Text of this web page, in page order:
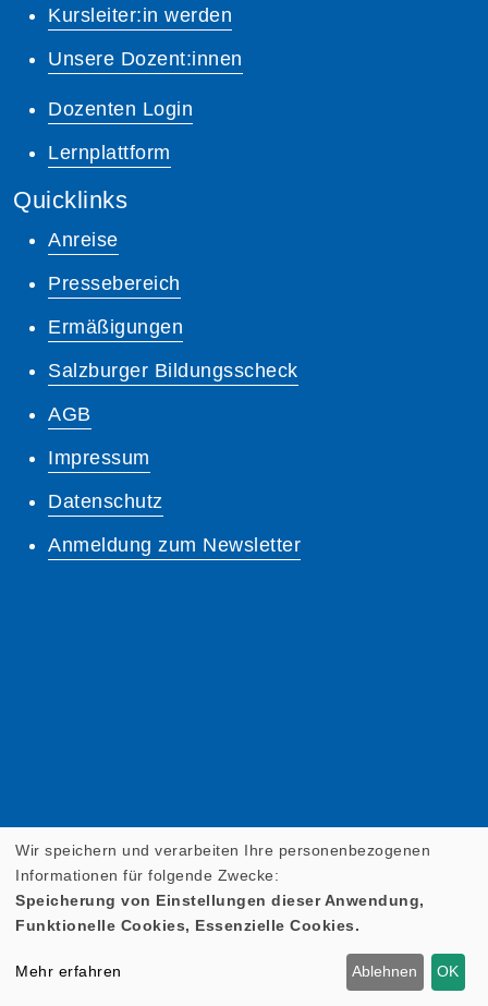
Kursleiter:in werden
Unsere Dozent:innen
Dozenten Login
Lernplattform
Quicklinks
Anreise
Pressebereich
Ermäßigungen
Salzburger Bildungsscheck
AGB
Impressum
Datenschutz
Anmeldung zum Newsletter
Wir speichern und verarbeiten Ihre personenbezogenen
Informationen für folgende Zwecke:
Speicherung von Einstellungen dieser Anwendung,
Funktionelle Cookies, Essenzielle Cookies.
Mehr erfahren Ablehnen OK